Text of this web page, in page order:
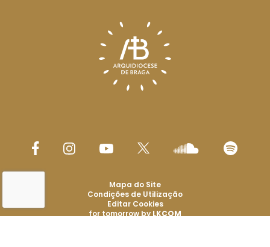
Mapa do Site
Condições de Utilização
Editar Cookies
for tomorrow by LKCOM